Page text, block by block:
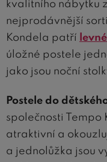
kvalitního nábytku
nejprodávnější
Kondela patří
úložné postele
jako jsou noční
Postele do
společnosti
atraktivní a
a jednolůžka jsou